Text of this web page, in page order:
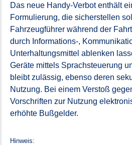
Das neue Handy-Verbot enthält
Formulierung, die sicherstellen
Fahrzeugführer während der
durch Informations-,
Unterhaltungsmittel ablenken
Geräte mittels Sprachsteuerung
bleibt zulässig, ebenso deren
Nutzung. Bei einem Verstoß
Vorschriften zur Nutzung
erhöhte Bußgelder.
Hinweis: